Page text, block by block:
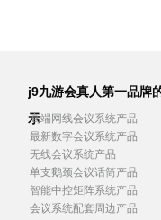
j9九游会真人第一品牌
示
高端网线会议系统产品
最新数字会议系统产品
无线会议系统产品
单支鹅颈会议话筒产品
智能中控矩阵系统产品
会议系统配套周边产品